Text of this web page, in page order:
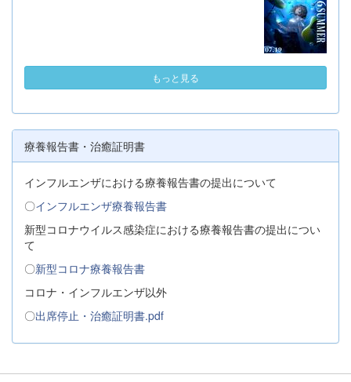
もっと見る
療養報告書・治癒証明書
インフルエンザにおける療養報告書の提出について
〇インフルエンザ療養報告書
新型コロナウイルス感染症における療養報告書の提出につい
て
〇新型コロナ療養報告書
コロナ・インフルエンザ以外
〇出席停止・治癒証明書.pdf